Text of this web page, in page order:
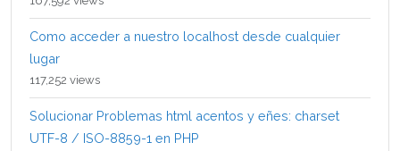
Como acceder a nuestro localhost desde cualquier
lugar
117,252 views
Solucionar Problemas html acentos y eñes: charset
UTF-8 / ISO-8859-1 en PHP